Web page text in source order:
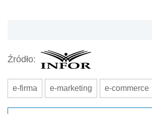
Źródło:
e-firma e-marketing e-commerce